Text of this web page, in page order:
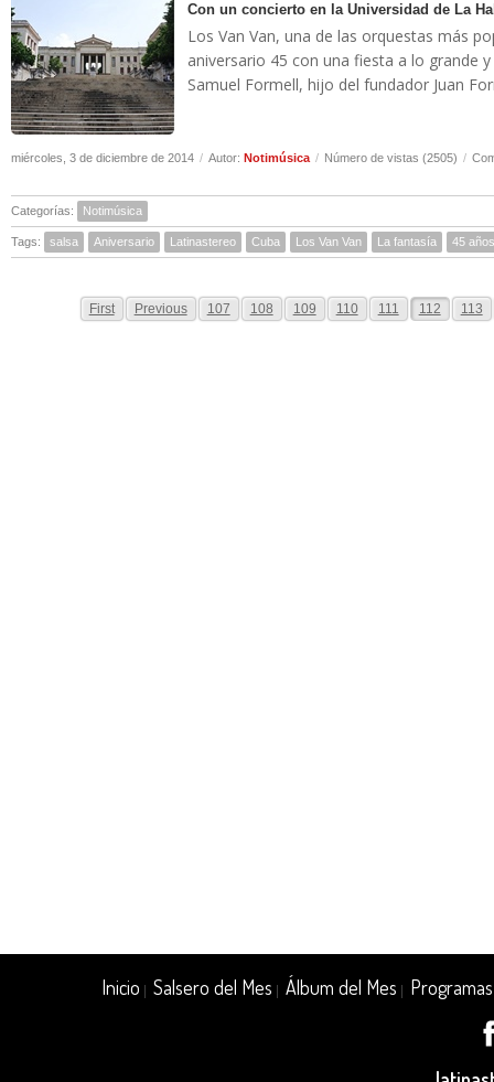
Con un concierto en la Universidad de La
Los Van Van, una de las orquestas más
aniversario 45 con una fiesta a lo grande
Samuel Formell, hijo del fundador Juan
miércoles, 3 de diciembre de 2014 / Autor: Notimúsica / Número de vistas (2505) /
Categorías: Notimúsica
Tags: salsa Aniversario Latinastereo Cuba Los Van Van La fantasía 45 años
First Previous 107 108 109 110 111 112 113
Inicio |Salsero del Mes |Álbum del Mes Programas